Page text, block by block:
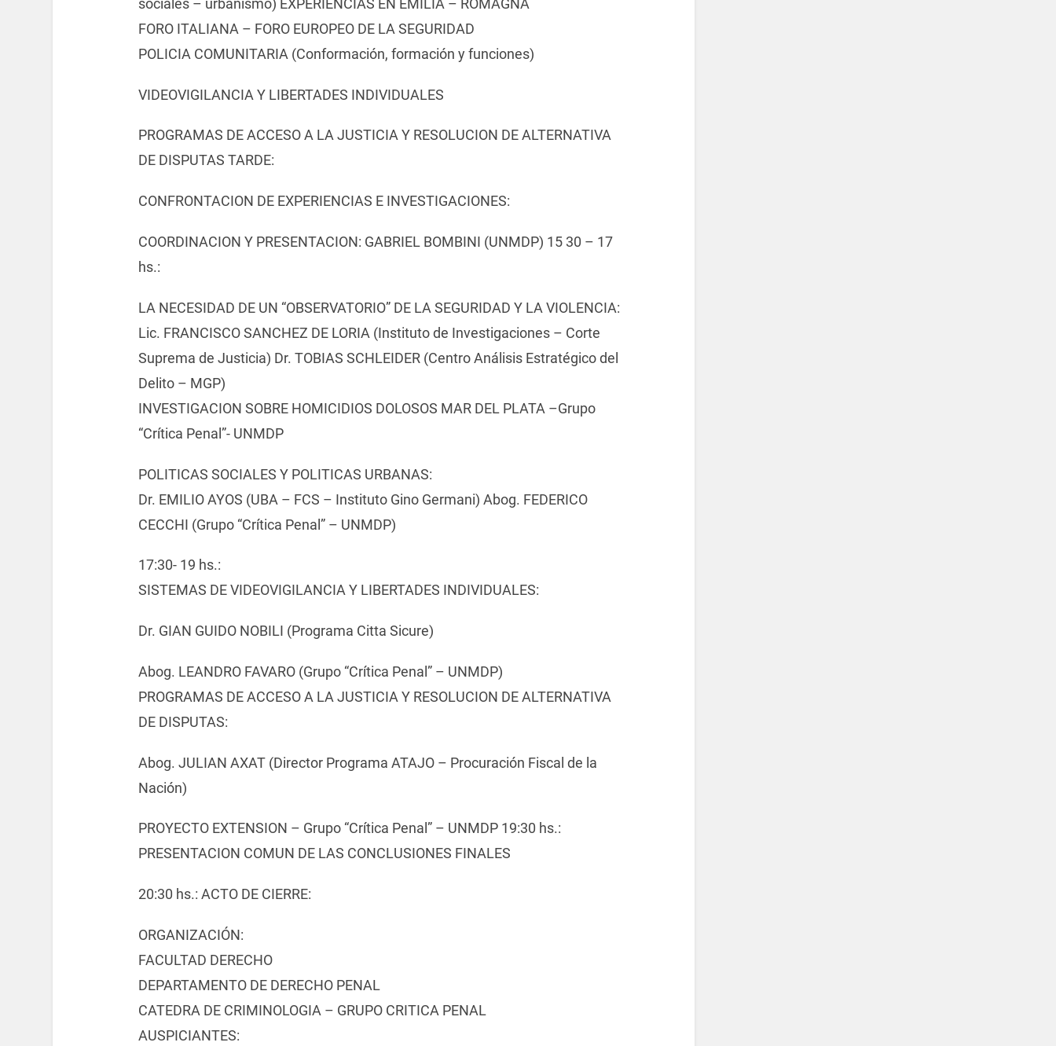
sociales – urbanismo) EXPERIENCIAS EN EMILIA – ROMAGNA
FORO ITALIANA – FORO EUROPEO DE LA SEGURIDAD
POLICIA COMUNITARIA (Conformación, formación y funciones)
VIDEOVIGILANCIA Y LIBERTADES INDIVIDUALES
PROGRAMAS DE ACCESO A LA JUSTICIA Y RESOLUCION DE ALTERNATIVA
DE DISPUTAS TARDE:
CONFRONTACION DE EXPERIENCIAS E INVESTIGACIONES:
COORDINACION Y PRESENTACION: GABRIEL BOMBINI (UNMDP) 15 30 – 17
hs.:
LA NECESIDAD DE UN “OBSERVATORIO” DE LA SEGURIDAD Y LA VIOLENCIA:
Lic. FRANCISCO SANCHEZ DE LORIA (Instituto de Investigaciones – Corte
Suprema de Justicia) Dr. TOBIAS SCHLEIDER (Centro Análisis Estratégico del
Delito – MGP)
INVESTIGACION SOBRE HOMICIDIOS DOLOSOS MAR DEL PLATA –Grupo
“Crítica Penal”- UNMDP
POLITICAS SOCIALES Y POLITICAS URBANAS:
Dr. EMILIO AYOS (UBA – FCS – Instituto Gino Germani) Abog. FEDERICO
CECCHI (Grupo “Crítica Penal” – UNMDP)
17:30- 19 hs.:
SISTEMAS DE VIDEOVIGILANCIA Y LIBERTADES INDIVIDUALES:
Dr. GIAN GUIDO NOBILI (Programa Citta Sicure)
Abog. LEANDRO FAVARO (Grupo “Crítica Penal” – UNMDP)
PROGRAMAS DE ACCESO A LA JUSTICIA Y RESOLUCION DE ALTERNATIVA
DE DISPUTAS:
Abog. JULIAN AXAT (Director Programa ATAJO – Procuración Fiscal de la
Nación)
PROYECTO EXTENSION – Grupo “Crítica Penal” – UNMDP 19:30 hs.:
PRESENTACION COMUN DE LAS CONCLUSIONES FINALES
20:30 hs.: ACTO DE CIERRE:
ORGANIZACIÓN:
FACULTAD DERECHO
DEPARTAMENTO DE DERECHO PENAL
CATEDRA DE CRIMINOLOGIA – GRUPO CRITICA PENAL
AUSPICIANTES: